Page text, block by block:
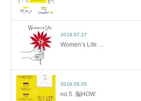
2019.07.17
Women’s Life …
2019.05.05
no.5. 脳HOW